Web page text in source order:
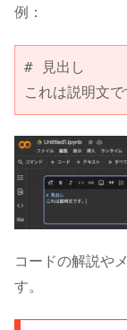
例：
# 見出し
これは説明文で
コードの解説や
す。